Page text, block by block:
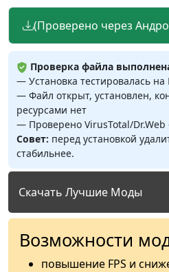
(Проверено через
Проверка файла
— Установка тестировалась
— Файл открыт, установлен,
ресурсами нет
— Проверено VirusTotal/
Совет: перед установкой
стабильнее.
Скачать Лучшие Моды
Возможности
повышение FPS и